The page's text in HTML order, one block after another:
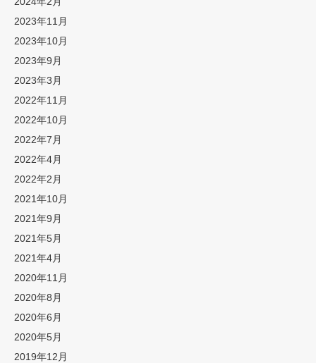
2023年11月
2023年10月
2023年9月
2023年3月
2022年11月
2022年10月
2022年7月
2022年4月
2022年2月
2021年10月
2021年9月
2021年5月
2021年4月
2020年11月
2020年8月
2020年6月
2020年5月
2019年12月